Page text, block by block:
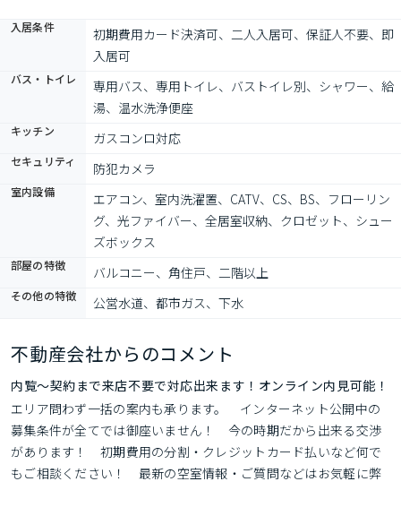
入居条件
初期費用カード決済可、二人入居可、保証人不要、即
入居可
バス・トイレ
専用バス、専用トイレ、バストイレ別、シャワー、給
湯、温水洗浄便座
キッチン ガスコンロ対応
セキュリティ 防犯カメラ
室内設備
エアコン、室内洗濯置、CATV、CS、BS、フローリン
グ、光ファイバー、全居室収納、クロゼット、シュー
ズボックス
部屋の特徴 バルコニー、角住戸、二階以上
その他の特徴 公営水道、都市ガス、下水
不動産会社からのコメント
内覧～契約まで来店不要で対応出来ます！オンライン内見可能！
エリア問わず一括の案内も承ります。　インターネット公開中の
募集条件が全てでは御座いません！　今の時期だから出来る交渉
があります！　初期費用の分割・クレジットカード払いなど何で
もご相談ください！　最新の空室情報・ご質問などはお気軽に弊